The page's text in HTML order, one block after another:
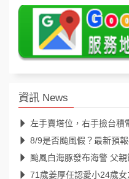
資訊 News
左手賣塔位，右手撿台積電？龍巖Q2
8/9是否颱風假？最新預
颱風白海豚發布海警 父親節最接
71歲姜厚任認愛小24歲女友！